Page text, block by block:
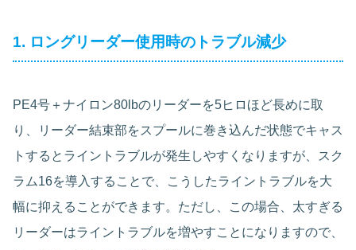
1. ロングリーダー使用時のトラブル減少
PE4号＋ナイロン80lbのリーダーを5ヒロほど長めに取
り、リーダー結束部をスプールに巻き込んだ状態でキャス
トするとライントラブルが発生しやすくなりますが、スク
ラム16を導入することで、こうしたライントラブルを大
幅に抑えることができます。ただし、この場合、太すぎる
リーダーはライントラブルを増やすことになりますので、